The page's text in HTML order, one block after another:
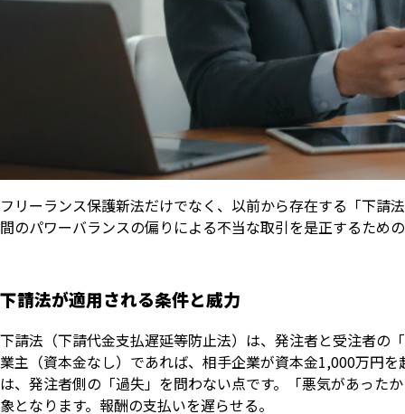
フリーランス保護新法だけでなく、以前から存在する「下請
間のパワーバランスの偏りによる不当な取引を是正するため
下請法が適用される条件と威力
下請法（下請代金支払遅延等防止法）は、発注者と受注者の
業主（資本金なし）であれば、相手企業が資本金1,000万円
は、発注者側の「過失」を問わない点です。「悪気があった
象となります。報酬の支払いを遅らせる。